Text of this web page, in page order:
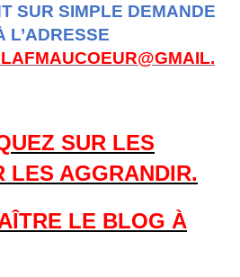
SUR SIMPLE DEMANDE
L’ADRESSE
SUR LES
LES AGGRANDIR.
LE BLOG À